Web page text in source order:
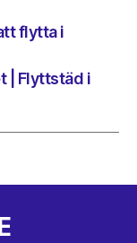
flytta i
| Flyttstäd i